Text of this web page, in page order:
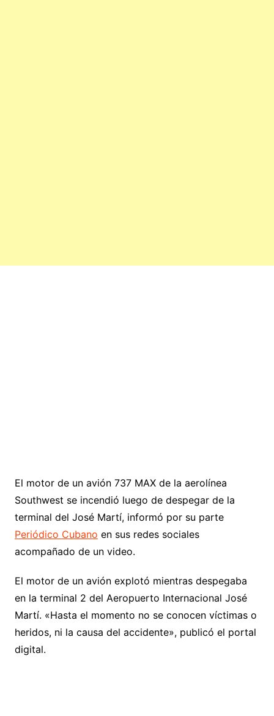
El motor de un avión 737 MAX de la aerolínea
Southwest se incendió luego de despegar de la
terminal del José Martí, informó por su parte
Periódico Cubano en sus redes sociales
acompañado de un video.
El motor de un avión explotó mientras despegaba
en la terminal 2 del Aeropuerto Internacional José
Martí. «Hasta el momento no se conocen víctimas o
heridos, ni la causa del accidente», publicó el portal
digital.